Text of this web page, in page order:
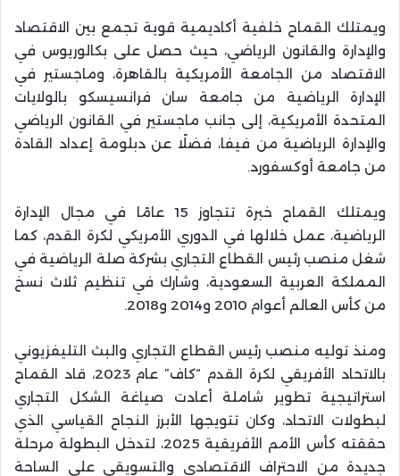
ويمتلك القماح خلفية أكاديمية قوية تجمع بين الاقتصاد
والإدارة والقانون الرياضي، حيث حصل على بكالوريوس في
الاقتصاد من الجامعة الأمريكية بالقاهرة، وماجستير في
الإدارة الرياضية من جامعة سان فرانسيسكو بالولايات
المتحدة الأمريكية، إلى جانب ماجستير في القانون الرياضي
والإدارة الرياضية من فيفا، فضلًا عن دبلومة إعداد القادة
من جامعة أوكسفورد.
ويمتلك القماح خبرة تتجاوز 15 عامًا في مجال الإدارة
الرياضية، عمل خلالها في الدوري الأمريكي لكرة القدم، كما
شغل منصب رئيس القطاع التجاري بشركة صلة الرياضية في
المملكة العربية السعودية، وشارك في تنظيم ثلاث نسخ
من كأس العالم أعوام 2010 و2014 و2018.
ومنذ توليه منصب رئيس القطاع التجاري والبث التليفزيوني
بالاتحاد الأفريقي لكرة القدم “كاف” عام 2023، قاد القماح
استراتيجية تطوير شاملة أعادت صياغة الشكل التجاري
لبطولات الاتحاد، وكان تتويجها الأبرز النجاح القياسي الذي
حققته كأس الأمم الأفريقية 2025، لتدخل البطولة مرحلة
جديدة من الاحتراف الاقتصادي والتسويقي على الساحة